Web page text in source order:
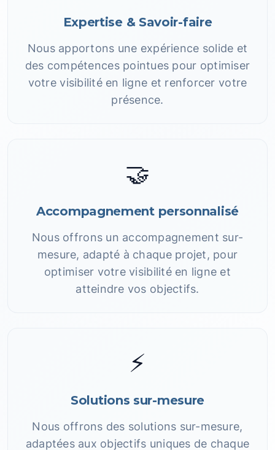
Expertise & Savoir-faire
Nous apportons une expérience solide et
des compétences pointues pour optimiser
votre visibilité en ligne et renforcer votre
présence.
🤝
Accompagnement personnalisé
Nous offrons un accompagnement sur-
mesure, adapté à chaque projet, pour
optimiser votre visibilité en ligne et
atteindre vos objectifs.
⚡
Solutions sur-mesure
Nous offrons des solutions sur-mesure,
adaptées aux objectifs uniques de chaque